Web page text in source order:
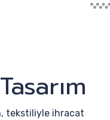
tekstiliyle ihracat